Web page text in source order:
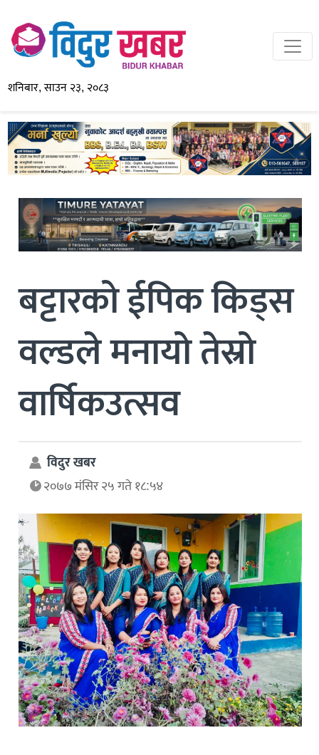
शनिबार, साउन २३, २०८३
बट्टारको ईपिक किड्स
वल्डले मनायो तेस्रो
वार्षिकउत्सव
विदुर खबर
२०७७ मंसिर २५ गते १८:५४